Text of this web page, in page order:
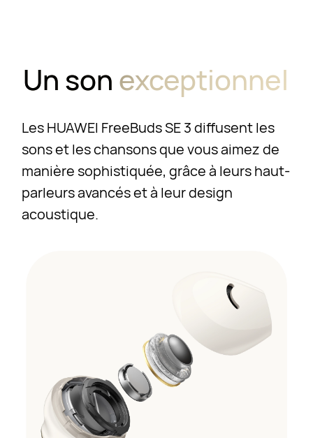
Un son exceptionnel
Les HUAWEI FreeBuds SE 3 diffusent les
sons et les chansons que vous aimez de
manière sophistiquée, grâce à leurs haut-
parleurs avancés et à leur design
acoustique.